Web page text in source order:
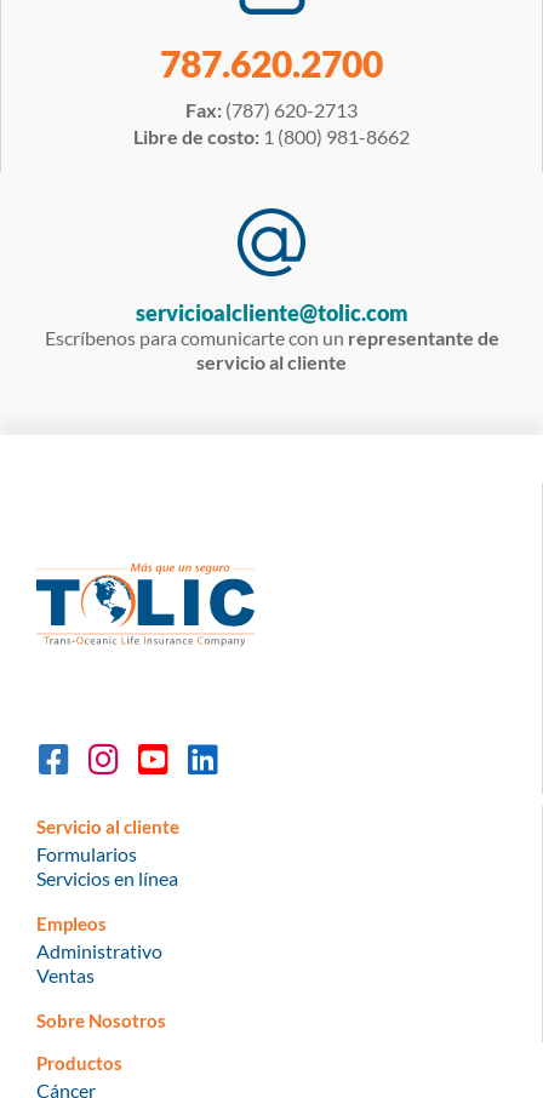
787.620.2700
Fax: (787) 620-2713
Libre de costo: 1 (800) 981-8662
servicioalcliente@tolic.com
Escríbenos para comunicarte con un representante de
servicio al cliente
Servicio al cliente
Formularios
Servicios en línea
Empleos
Administrativo
Ventas
Sobre Nosotros
Productos
Cáncer